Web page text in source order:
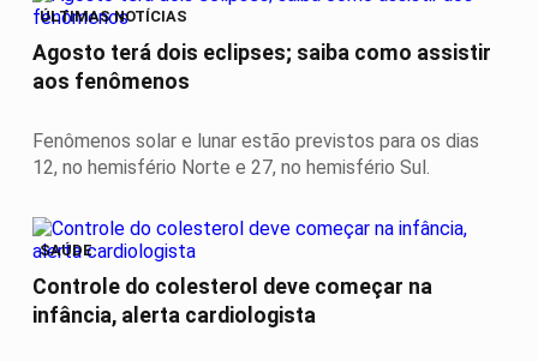
ÚLTIMAS NOTÍCIAS
Agosto terá dois eclipses; saiba como assistir
aos fenômenos
Fenômenos solar e lunar estão previstos para os dias
12, no hemisfério Norte e 27, no hemisfério Sul.
SAÚDE
Controle do colesterol deve começar na
infância, alerta cardiologista